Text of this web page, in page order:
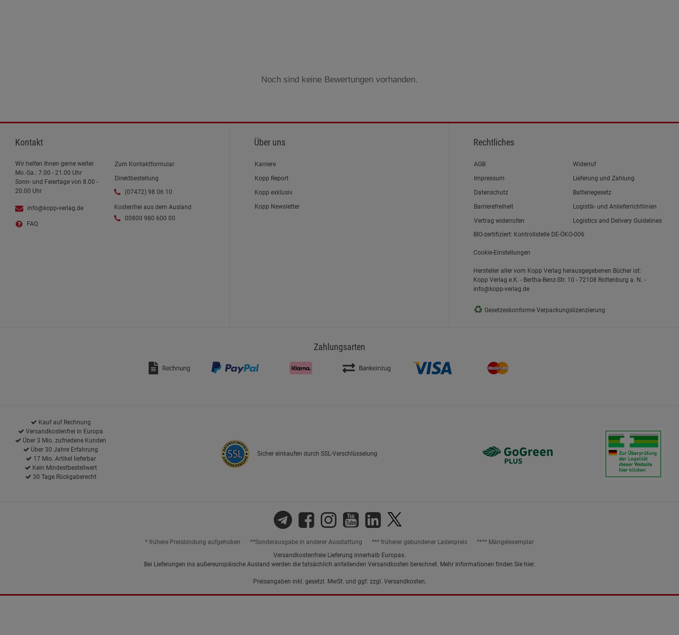
Noch sind keine Bewertungen vorhanden.
Kontakt
Wir helfen Ihnen gerne weiter.
Mo.-Sa.: 7.00 - 21.00 Uhr
Sonn- und Feiertage von 8.00 -
20.00 Uhr
info@kopp-verlag.de
FAQ
Zum Kontaktformular
Direktbestellung
(07472) 98 06 10
Kostenfrei aus dem Ausland
00800 980 600 00
Über uns
Karriere
Kopp Report
Kopp exklusiv
Kopp Newsletter
Rechtliches
Link zum/zur
AGB
Link zum/zur
Impressum
Link zum/zur
Datenschutz
Link zum/zur
Barrierefreiheit
Vertrag widerrufen
Widerruf
Lieferung und Zahlung
Batteriegesetz
Logistik- und Anlieferrichtlinien
Logistics and Delivery Guidelines
BIO-zertifiziert: Kontrollstelle DE-ÖKO-006
Cookie-Einstellungen
Hersteller aller vom Kopp Verlag herausgegebenen Bücher ist:
Kopp Verlag e.K. - Bertha-Benz-Str. 10 - 72108 Rottenburg a. N. -
info@kopp-verlag.de
♻ Gesetzeskonforme Verpackungslizenzierung
Zahlungsarten
Kauf auf Rechnung
Versandkostenfrei in Europa
Über 3 Mio. zufriedene Kunden
Über 30 Jahre Erfahrung
17 Mio. Artikel lieferbar
Kein Mindestbestellwert
30 Tage Rückgaberecht
Sicher einkaufen durch SSL-Verschlüsselung
* frühere Preisbindung aufgehoben **Sonderausgabe in anderer Ausstattung *** früherer gebundener Ladenpreis
**** Mängelexemplar
Versandkostenfreie Lieferung innerhalb Europas.
Bei Lieferungen ins außereuropäische Ausland werden die tatsächlich anfallenden Versandkosten berechnet. Mehr Informationen finden Sie hier.
Preisangaben inkl. gesetzl. MwSt. und ggf. zzgl. Versandkosten.